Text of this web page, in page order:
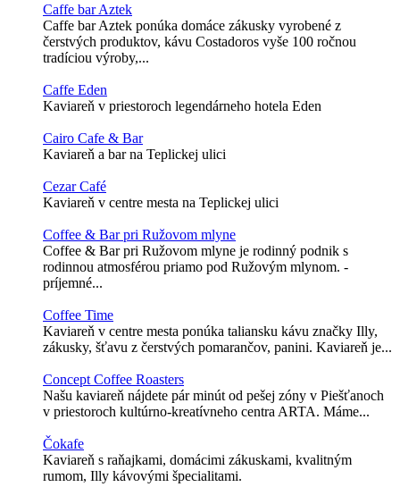
Caffe bar Aztek
Caffe bar Aztek ponúka domáce zákusky vyrobené z
čerstvých produktov, kávu Costadoros vyše 100 ročnou
tradíciou výroby,...
Caffe Eden
Kaviareň v priestoroch legendárneho hotela Eden
Cairo Cafe & Bar
Kaviareň a bar na Teplickej ulici
Cezar Café
Kaviareň v centre mesta na Teplickej ulici
Coffee & Bar pri Ružovom mlyne
Coffee & Bar pri Ružovom mlyne je rodinný podnik s
rodinnou atmosférou priamo pod Ružovým mlynom. -
príjemné...
Coffee Time
Kaviareň v centre mesta ponúka taliansku kávu značky Illy,
zákusky, šťavu z čerstvých pomarančov, panini. Kaviareň je...
Concept Coffee Roasters
Našu kaviareň nájdete pár minút od pešej zóny v Piešťanoch
v priestoroch kultúrno-kreatívneho centra ARTA. Máme...
Čokafe
Kaviareň s raňajkami, domácimi zákuskami, kvalitným
rumom, Illy kávovými špecialitami.